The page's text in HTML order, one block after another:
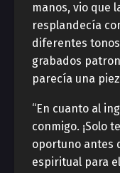
manos, vio que
resplandecía
diferentes
grabados
parecía una
“En cuanto al
conmigo. ¡Solo
oportuno antes
espiritual para